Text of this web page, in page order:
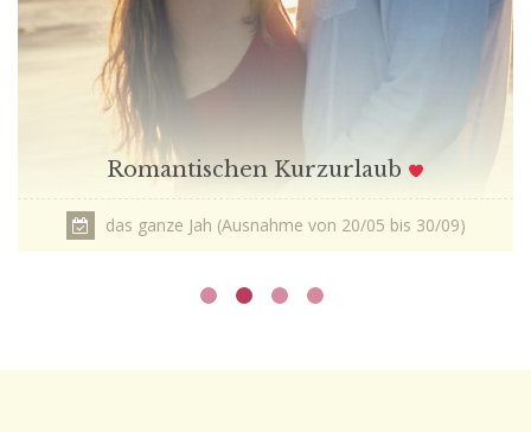
Romantischen Kurzurlaub
das ganze Jah (Ausnahme von 20/05 bis 30/09)